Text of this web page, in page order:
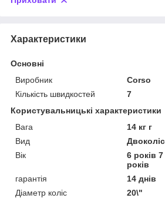
Характеристики
Основні
Виробник
Corso
Кількість швидкостей
7
Користувальницькі характеристики
Вага
14 кг г
Вид
Вік
6 років
років
гарантія
14 днів
Діаметр коліс
20\"